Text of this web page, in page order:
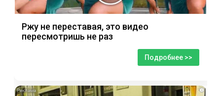
Ржу не переставая, это видео
пересмотришь не раз
Подробнее >>
i